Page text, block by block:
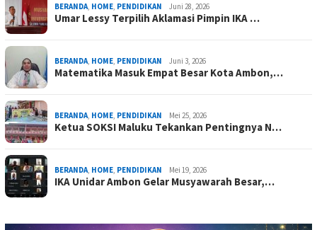
BERANDA, HOME, PENDIDIKAN Juni 28, 2026
Umar Lessy Terpilih Aklamasi Pimpin IKA …
BERANDA, HOME, PENDIDIKAN Juni 3, 2026
Matematika Masuk Empat Besar Kota Ambon,…
BERANDA, HOME, PENDIDIKAN Mei 25, 2026
Ketua SOKSI Maluku Tekankan Pentingnya N…
BERANDA, HOME, PENDIDIKAN Mei 19, 2026
IKA Unidar Ambon Gelar Musyawarah Besar,…